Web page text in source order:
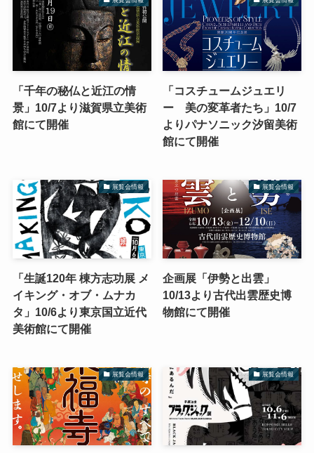
「千年の秘仏と近江の情
景」10/7より滋賀県立美術
館にて開催
「コスチュームジュエリ
ー 美の変革者たち」10/7
よりパナソニック汐留美術
館にて開催
展覧会情報
「生誕120年 棟方志功展 メ
イキング・オブ・ムナカ
タ」10/6より東京国立近代
美術館にて開催
展覧会情報
企画展「伊勢と出雲」
10/13より古代出雲歴史博
物館にて開催
展覧会情報 展覧会情報